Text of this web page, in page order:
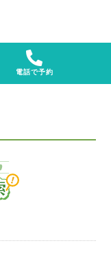
電話で予約